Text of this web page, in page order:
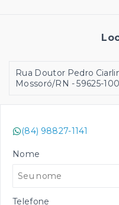
Rua Doutor Pedro
Mossoró/RN - 59625-100
(84) 98827-1141
Nome
Telefone